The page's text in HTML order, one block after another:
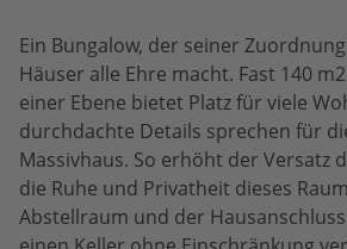
Ein Bungalow, der seiner
Häuser alle Ehre macht. Fast 140
einer Ebene bietet Platz für viele
durchdachte Details sprechen für
Massivhaus. So erhöht der Versatz
die Ruhe und Privatheit dieses
Abstellraum und der